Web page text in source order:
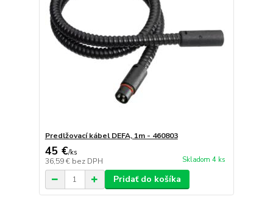
Predlžovací kábel DEFA, 1m - 460803
45 €/ks
36,59 € bez DPH Skladom 4 ks
Pridať do košíka